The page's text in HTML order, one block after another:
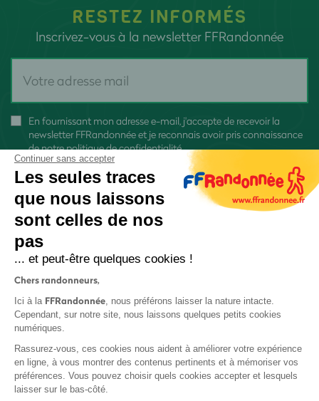
RESTEZ INFORMÉS
Inscrivez-vous à la newsletter FFRandonnée
En fournissant mon adresse e-mail, j'accepte de recevoir la
newsletter FFRandonnée et je reconnais avoir pris connaissance
denotre politique de confidentialité
Protection des données
Politique de confidentialité
Continuer sans accepter
Les seules traces
que nous laissons
sont celles de nos
pas
... et peut-être quelques cookies !
Chers randonneurs,
Ici à la FFRandonnée, nous préférons laisser la nature intacte.
Cependant, sur notre site, nous laissons quelques petits cookies
numériques.
Rassurez-vous, ces cookies nous aident à améliorer votre expérience
en ligne, à vous montrer des contenus pertinents et à mémoriser vos
préférences. Vous pouvez choisir quels cookies accepter et lesquels
laisser sur le bas-côté.